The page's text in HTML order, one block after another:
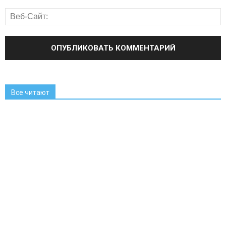
Все читают